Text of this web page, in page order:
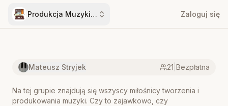
Produkcja Muzyki dla Każdego Zaloguj się
Mateusz Stryjek 21 Bezpłatna
Na tej grupie znajdują się wszyscy miłośnicy tworzenia i
produkowania muzyki. Czy to zajawkowo, czy